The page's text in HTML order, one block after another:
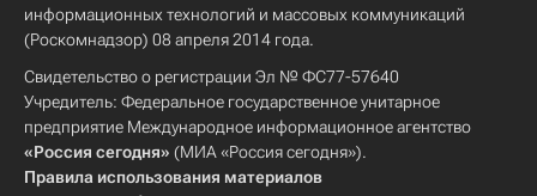
информационных технологий и массовых коммуникаций
(Роскомнадзор) 08 апреля 2014 года.
Свидетельство о регистрации Эл № ФС77-57640
Учредитель: Федеральное государственное унитарное
предприятие Международное информационное агентство
«Россия сегодня» (МИА «Россия сегодня»).
Правила использования материалов